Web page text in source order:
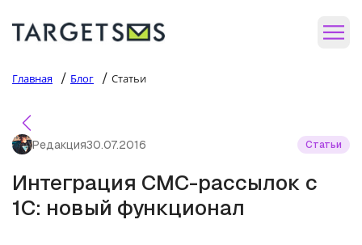
Главная / Блог / Статьи
Редакция30.07.2016 Статьи
Интеграция СМС-рассылок с
1С: новый функционал